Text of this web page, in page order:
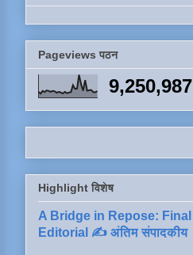
Pageviews पठन
9,250,987
Highlight विशेष
A Bridge in Repose: Final
Editorial ✍️ अंतिम संपादकीय